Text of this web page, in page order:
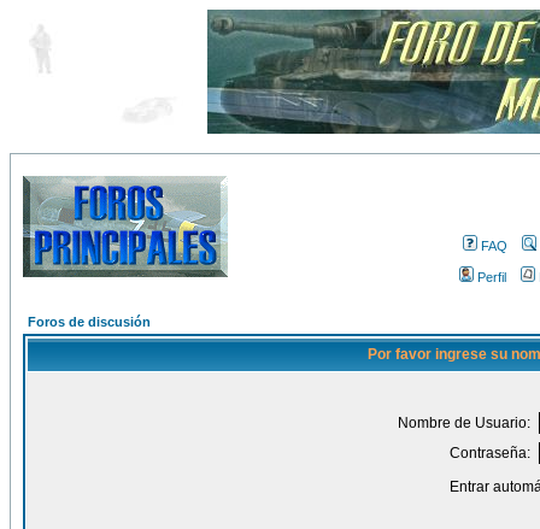
FAQ
Perfil
Foros de discusión
Por favor ingrese su
Nombre de Usuario:
Contraseña:
Entrar